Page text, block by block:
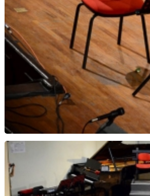
Note di Speranza...Notte di